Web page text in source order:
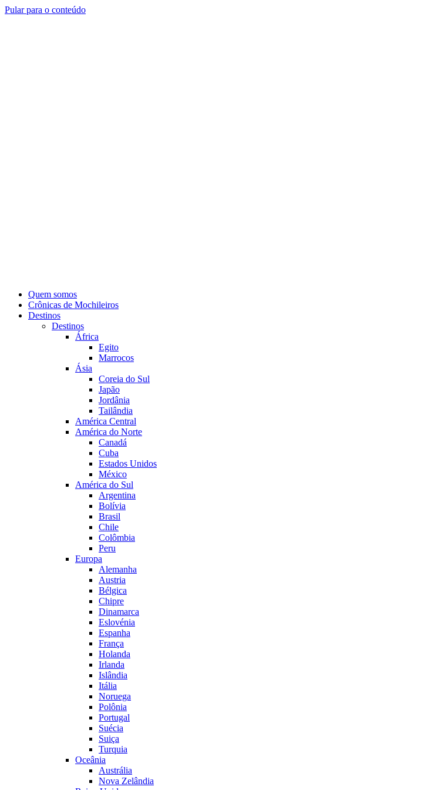
Pular para o conteúdo
Quem somos
Crônicas de Mochileiros
Destinos
Destinos
África
Egito
Marrocos
Ásia
Coreia do Sul
Japão
Jordânia
Tailândia
América Central
América do Norte
Canadá
Cuba
Estados Unidos
México
América do Sul
Argentina
Bolívia
Brasil
Chile
Colômbia
Peru
Europa
Alemanha
Austria
Bélgica
Chipre
Dinamarca
Eslovénia
Espanha
França
Holanda
Irlanda
Islândia
Itália
Noruega
Polônia
Portugal
Suécia
Suiça
Turquia
Oceânia
Austrália
Nova Zelândia